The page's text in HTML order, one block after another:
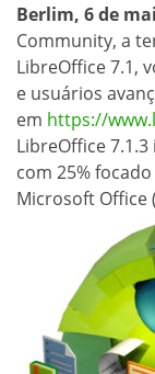
Berlim, 6 de
Community, a
LibreOffice 7.1,
e usuários
em https://
LibreOffice
com 25%
Microsoft Office